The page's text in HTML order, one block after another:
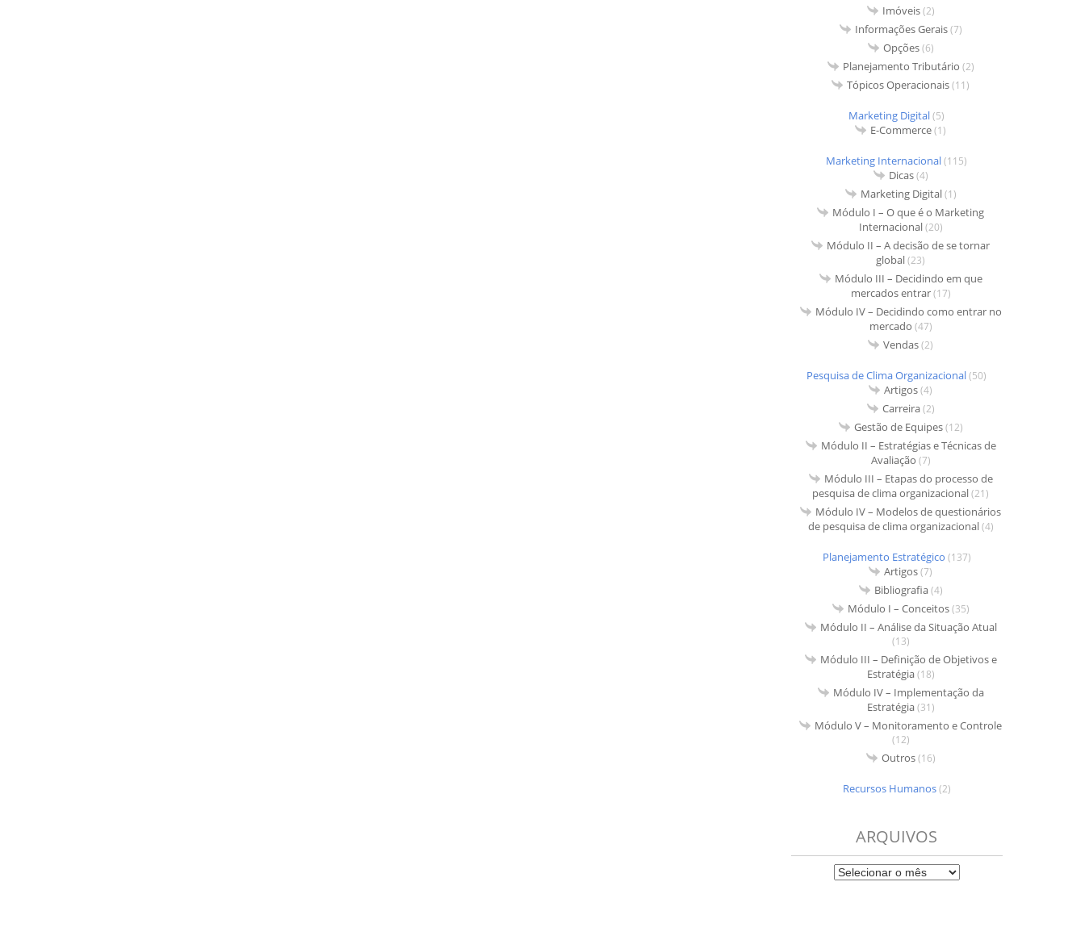
Imóveis(2)
Informações Gerais(7)
Opções(6)
Planejamento Tributário (2)
Tópicos Operacionais(11)
Marketing Digital(5)
E-Commerce(1)
Marketing Internacional(115)
Dicas(4)
Marketing Digital(1)
Módulo I – O que é o Marketing
Internacional(20)
Módulo II – A decisão de se tornar
global(23)
Módulo III – Decidindo em que
mercados entrar(17)
Módulo IV – Decidindo como entrar no
mercado (47)
Vendas(2)
Pesquisa de Clima Organizacional(50)
Artigos(4)
Carreira(2)
Gestão de Equipes(12)
Módulo II – Estratégias e Técnicas de
Avaliação (7)
Módulo III – Etapas do processo de
pesquisa de clima organizacional(21)
Módulo IV – Modelos de questionários
de pesquisa de clima organizacional(4)
Planejamento Estratégico (137)
Artigos(7)
Bibliografia(4)
Módulo I – Conceitos(35)
Módulo II – Análise da Situação Atual
(13)
Módulo III – Definição de Objetivos e
Estratégia(18)
Módulo IV – Implementação da
Estratégia(31)
Módulo V – Monitoramento e Controle
(12)
Outros(16)
Recursos Humanos(2)
ARQUIVOS